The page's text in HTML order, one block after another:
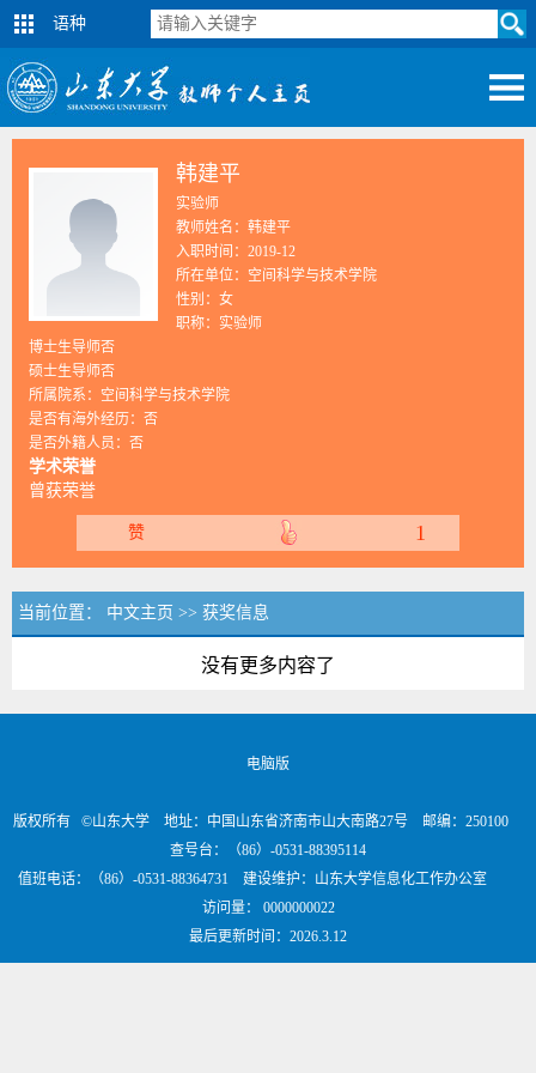
语种
韩建平
实验师
教师姓名：韩建平
入职时间：2019-12
所在单位：空间科学与技术学院
性别：女
职称：实验师
博士生导师否
硕士生导师否
所属院系：空间科学与技术学院
是否有海外经历：否
是否外籍人员：否
学术荣誉
曾获荣誉
赞 1
当前位置： 中文主页 >> 获奖信息
没有更多内容了
电脑版
版权所有 ©山东大学 地址：中国山东省济南市山大南路27号 邮编：250100
查号台：（86）-0531-88395114
值班电话：（86）-0531-88364731 建设维护：山东大学信息化工作办公室
访问量： 0000000022
最后更新时间： 2026.3.12